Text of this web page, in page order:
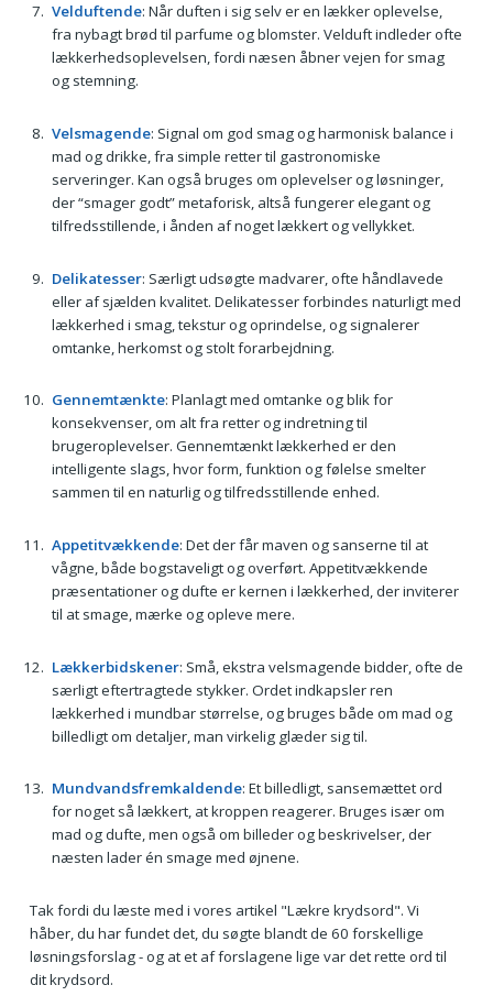
Velduftende: Når duften i sig selv er en lækker oplevelse,
fra nybagt brød til parfume og blomster. Velduft indleder ofte
lækkerhedsoplevelsen, fordi næsen åbner vejen for smag
og stemning.
Velsmagende: Signal om god smag og harmonisk balance i
mad og drikke, fra simple retter til gastronomiske
serveringer. Kan også bruges om oplevelser og løsninger,
der “smager godt” metaforisk, altså fungerer elegant og
tilfredsstillende, i ånden af noget lækkert og vellykket.
Delikatesser: Særligt udsøgte madvarer, ofte håndlavede
eller af sjælden kvalitet. Delikatesser forbindes naturligt med
lækkerhed i smag, tekstur og oprindelse, og signalerer
omtanke, herkomst og stolt forarbejdning.
Gennemtænkte: Planlagt med omtanke og blik for
konsekvenser, om alt fra retter og indretning til
brugeroplevelser. Gennemtænkt lækkerhed er den
intelligente slags, hvor form, funktion og følelse smelter
sammen til en naturlig og tilfredsstillende enhed.
Appetitvækkende: Det der får maven og sanserne til at
vågne, både bogstaveligt og overført. Appetitvækkende
præsentationer og dufte er kernen i lækkerhed, der inviterer
til at smage, mærke og opleve mere.
Lækkerbidskener: Små, ekstra velsmagende bidder, ofte de
særligt eftertragtede stykker. Ordet indkapsler ren
lækkerhed i mundbar størrelse, og bruges både om mad og
billedligt om detaljer, man virkelig glæder sig til.
Mundvandsfremkaldende: Et billedligt, sansemættet ord
for noget så lækkert, at kroppen reagerer. Bruges især om
mad og dufte, men også om billeder og beskrivelser, der
næsten lader én smage med øjnene.
Tak fordi du læste med i vores artikel "Lækre krydsord". Vi
håber, du har fundet det, du søgte blandt de 60 forskellige
løsningsforslag - og at et af forslagene lige var det rette ord til
dit krydsord.